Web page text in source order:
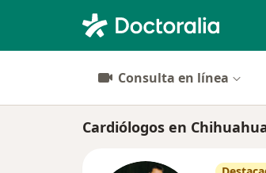
Consulta en línea
Cardiólogos en